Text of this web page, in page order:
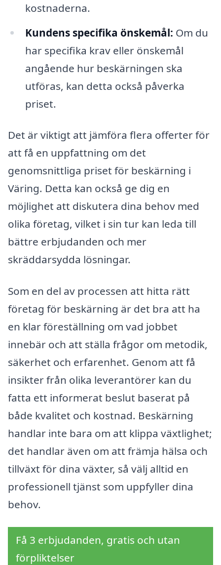
kostnaderna.
Kundens specifika önskemål: Om du
har specifika krav eller önskemål
angående hur beskärningen ska
utföras, kan detta också påverka
priset.
Det är viktigt att jämföra flera offerter för
att få en uppfattning om det
genomsnittliga priset för beskärning i
Väring. Detta kan också ge dig en
möjlighet att diskutera dina behov med
olika företag, vilket i sin tur kan leda till
bättre erbjudanden och mer
skräddarsydda lösningar.
Som en del av processen att hitta rätt
företag för beskärning är det bra att ha
en klar föreställning om vad jobbet
innebär och att ställa frågor om metodik,
säkerhet och erfarenhet. Genom att få
insikter från olika leverantörer kan du
fatta ett informerat beslut baserat på
både kvalitet och kostnad. Beskärning
handlar inte bara om att klippa växtlighet;
det handlar även om att främja hälsa och
tillväxt för dina växter, så välj alltid en
professionell tjänst som uppfyller dina
behov.
Få 3 erbjudanden, gratis och utan
förpliktelser